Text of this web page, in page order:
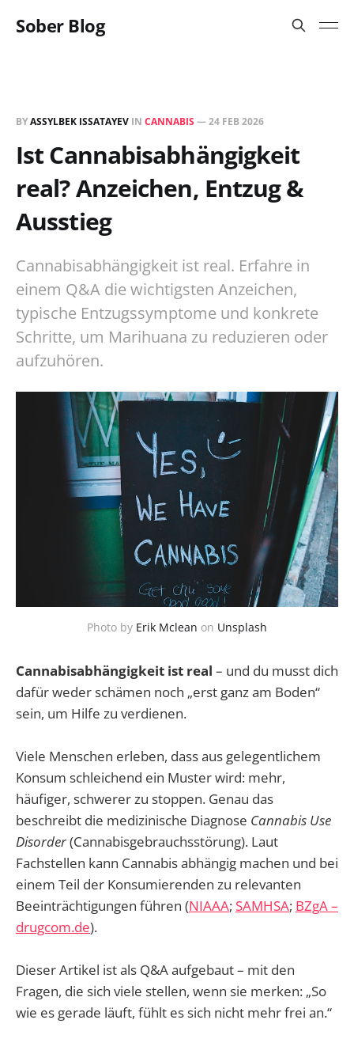
Sober Blog
BYASSYLBEK ISSATAYEV IN CANNABIS —24 FEB 2026
Ist Cannabisabhängigkeit
real? Anzeichen, Entzug &
Ausstieg
Cannabisabhängigkeit ist real. Erfahre in
einem Q&A die wichtigsten Anzeichen,
typische Entzugssymptome und konkrete
Schritte, um Marihuana zu reduzieren oder
aufzuhören.
Photo by Erik Mclean on Unsplash
Cannabisabhängigkeit ist real – und du musst dich
dafür weder schämen noch „erst ganz am Boden“
sein, um Hilfe zu verdienen.
Viele Menschen erleben, dass aus gelegentlichem
Konsum schleichend ein Muster wird: mehr,
häufiger, schwerer zu stoppen. Genau das
beschreibt die medizinische Diagnose Cannabis Use
Disorder(Cannabisgebrauchsstörung). Laut
Fachstellen kann Cannabis abhängig machen und bei
einem Teil der Konsumierenden zu relevanten
Beeinträchtigungen führen (NIAAA; SAMHSA; BZgA –
drugcom.de).
Dieser Artikel ist als Q&A aufgebaut – mit den
Fragen, die sich viele stellen, wenn sie merken: „So
wie es gerade läuft, fühlt es sich nicht mehr frei an.“